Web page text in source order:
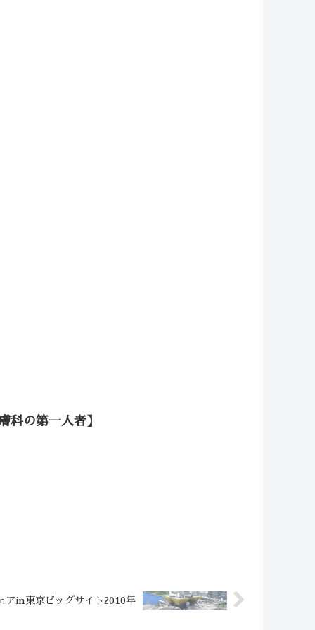
科の第一人者】
アin東京ビッグサイト2010年